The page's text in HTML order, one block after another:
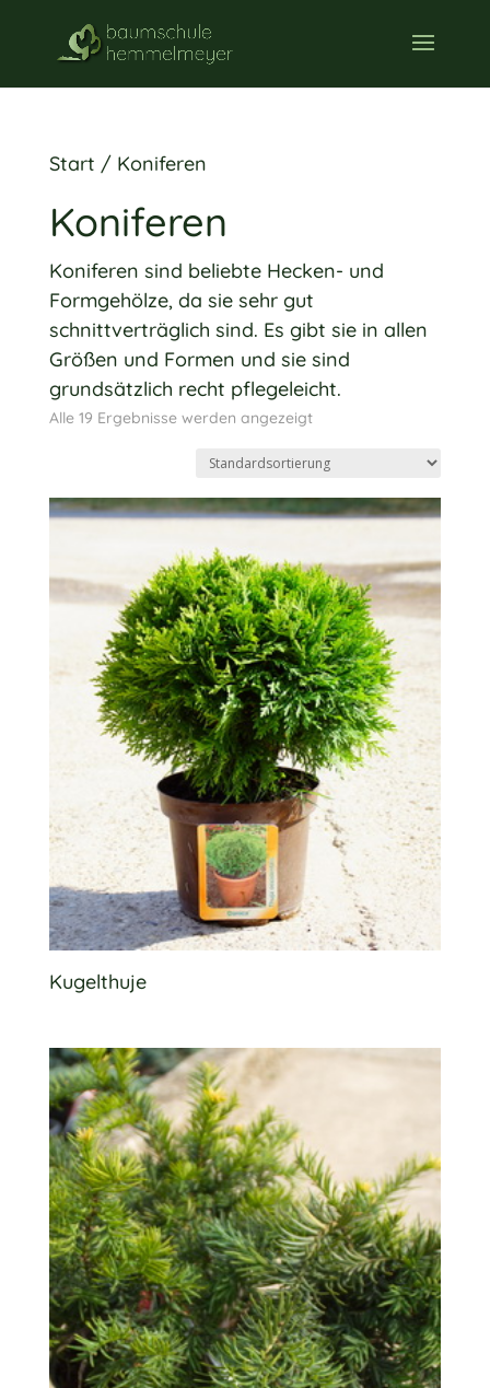
Start / Koniferen
Koniferen
Koniferen sind beliebte Hecken- und
Formgehölze, da sie sehr gut
schnittverträglich sind. Es gibt sie in allen
Größen und Formen und sie sind
grundsätzlich recht pflegeleicht.
Alle 19 Ergebnisse werden angezeigt
Kugelthuje